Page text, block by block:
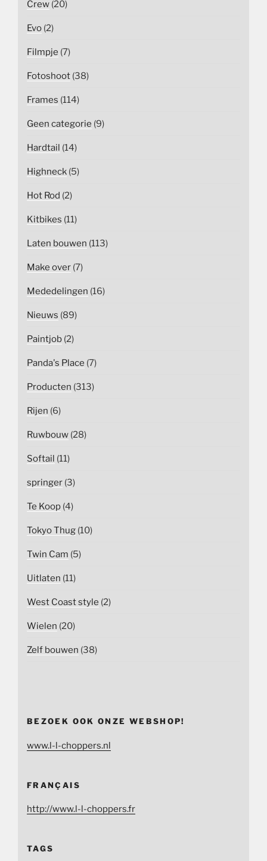
Crew (20)
Evo (2)
Filmpje (7)
Fotoshoot (38)
Frames (114)
Geen categorie (9)
Hardtail (14)
Highneck (5)
Hot Rod (2)
Kitbikes (11)
Laten bouwen (113)
Make over (7)
Mededelingen (16)
Nieuws (89)
Paintjob (2)
Panda's Place (7)
Producten (313)
Rijen (6)
Ruwbouw (28)
Softail (11)
springer (3)
Te Koop (4)
Tokyo Thug (10)
Twin Cam (5)
Uitlaten (11)
West Coast style (2)
Wielen (20)
Zelf bouwen (38)
BEZOEK OOK ONZE WEBSHOP!
www.l-l-choppers.nl
FRANÇAIS
http://www.l-l-choppers.fr
TAGS